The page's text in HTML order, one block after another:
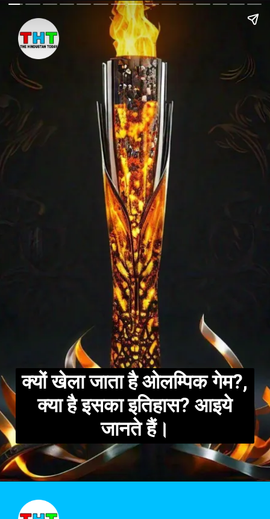
क्यों खेला जाता है ओलम्पिक गेम?,
क्या है इसका इतिहास? आइये
जानते हैं।